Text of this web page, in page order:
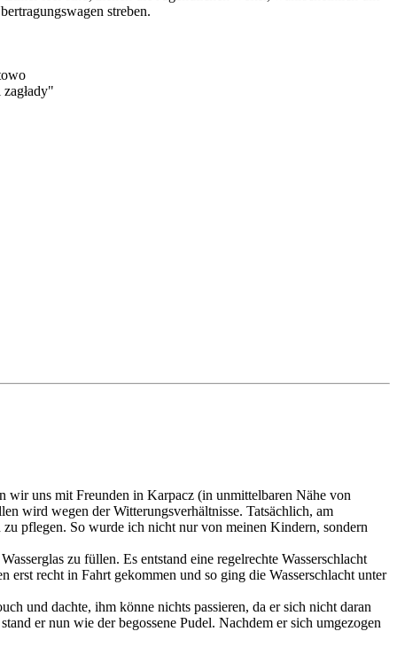
streben.
wir uns mit Freunden in Karpacz (in unmittelbaren Nähe von
wird wegen der Witterungsverhältnisse. Tatsächlich, am
pflegen. So wurde ich nicht nur von meinen Kindern, sondern
zu füllen. Es entstand eine regelrechte Wasserschlacht
recht in Fahrt gekommen und so ging die Wasserschlacht unter
und dachte, ihm könne nichts passieren, da er sich nicht daran
er nun wie der begossene Pudel. Nachdem er sich umgezogen